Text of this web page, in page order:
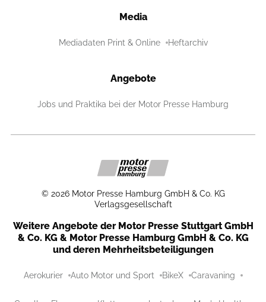
Media
Mediadaten Print & Online Heftarchiv
Angebote
Jobs und Praktika bei der Motor Presse Hamburg
© 2026 Motor Presse Hamburg GmbH & Co. KG
Verlagsgesellschaft
Weitere Angebote der Motor Presse Stuttgart GmbH
& Co. KG & Motor Presse Hamburg GmbH & Co. KG
und deren Mehrheitsbeteiligungen
Aerokurier Auto Motor und Sport BikeX Caravaning